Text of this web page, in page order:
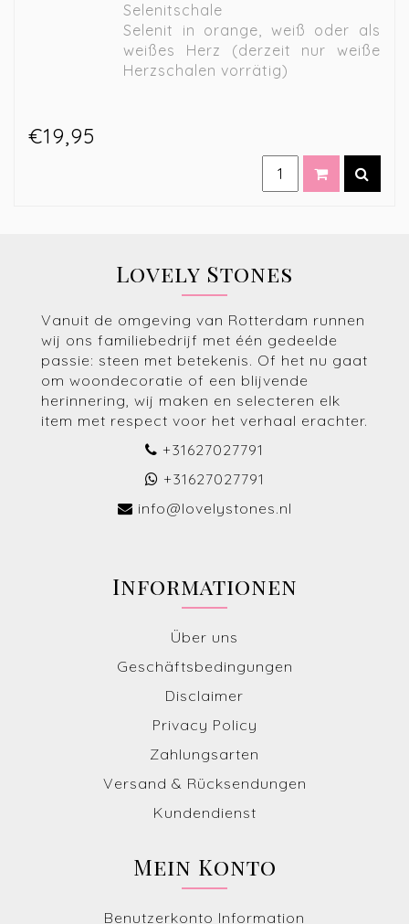
Selenitschale
Selenit in orange, weiß oder als
weißes Herz (derzeit nur weiße
Herzschalen vorrätig)
€19,95
Lovely Stones
Vanuit de omgeving van Rotterdam runnen
wij ons familiebedrijf met één gedeelde
passie: steen met betekenis. Of het nu gaat
om woondecoratie of een blijvende
herinnering, wij maken en selecteren elk
item met respect voor het verhaal erachter.
+31627027791
+31627027791
info@lovelystones.nl
Informationen
Über uns
Geschäftsbedingungen
Disclaimer
Privacy Policy
Zahlungsarten
Versand & Rücksendungen
Kundendienst
Mein Konto
Benutzerkonto Information